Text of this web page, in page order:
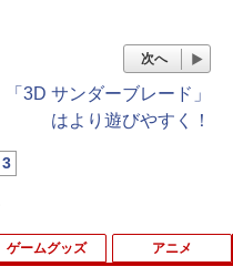
次へ
「3D サンダーブレード」
はより遊びやすく！
3
ゲームグッズ アニメ